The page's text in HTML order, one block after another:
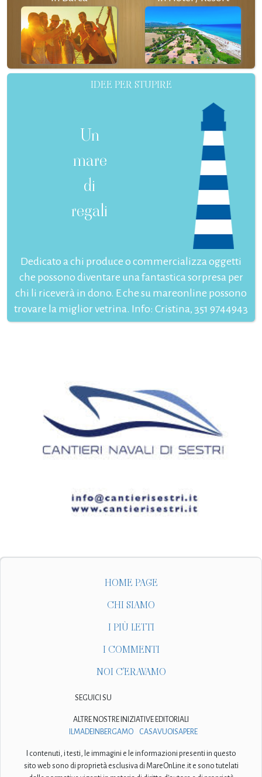
IDEE PER STUPIRE
Un
mare
di
regali
Dedicato a chi produce o commercializza oggetti
che possono diventare una fantastica sorpresa per
chi li riceverà in dono. E che su mareonline possono
trovare la miglior vetrina. Info: Cristina, 351 9744943
HOME PAGE
CHI SIAMO
I PIÙ LETTI
I COMMENTI
NOI C'ERAVAMO
SEGUICI SU
ALTRE NOSTRE INIZIATIVE EDITORIALI
ILMADEINBERGAMO
CASAVUOISAPERE
I contenuti, i testi, le immagini e le informazioni presenti in questo
sito web sono di proprietà esclusiva di MareOnLine.it e sono tutelati